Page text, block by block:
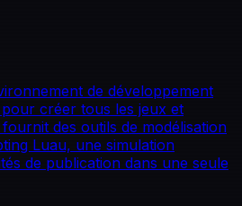
de développement
créer tous les jeux et
des outils de modélisation
Luau, une simulation
de publication dans une seule